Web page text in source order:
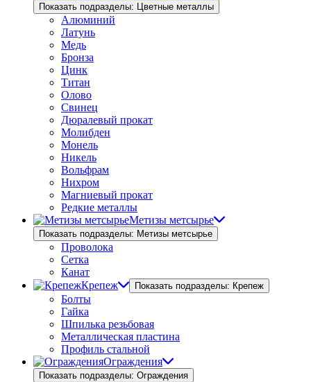
Показать подразделы: Цветные металлы
Алюминий
Латунь
Медь
Бронза
Цинк
Титан
Олово
Свинец
Дюралевый прокат
Молибден
Монель
Никель
Вольфрам
Нихром
Магниевый прокат
Редкие металлы
Метизы метсырье
Показать подразделы: Метизы метсырье
Проволока
Сетка
Канат
Крепеж
Показать подразделы: Крепеж
Болты
Гайка
Шпилька резьбовая
Металлическая пластина
Профиль стальной
Ограждения
Показать подразделы: Ограждения